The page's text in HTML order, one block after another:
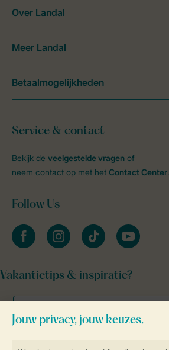
Service & contact
Bekijk de veelgestelde vragen of
neem contact op met het Contact Center.
Follow Us
facebookinstagramtiktok youtube
Vakantietips & inspiratie?
Over Landal
Meer Landal
Betaalmogelijkheden